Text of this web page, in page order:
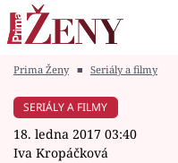
Módní alarm
Prima Ženy ■ Seriály a filmy
SERIÁLY A FILMY
18. ledna 2017 03:40
Iva Kropáčková